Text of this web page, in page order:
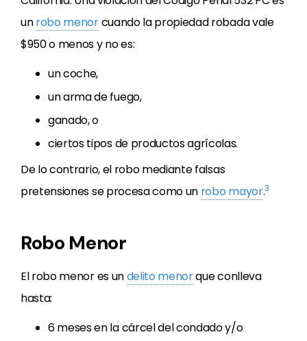
unrobo menorcuando la propiedad robada vale
$950 o menos y no es:
un coche,
un arma de fuego,
ganado, o
ciertos tipos de productos agrícolas.
De lo contrario, el robo mediante falsas
pretensiones se procesa como un robo mayor.3
Robo Menor
El robo menor es undelito menorque conlleva
hasta:
6 meses en la cárcel del condado y/o